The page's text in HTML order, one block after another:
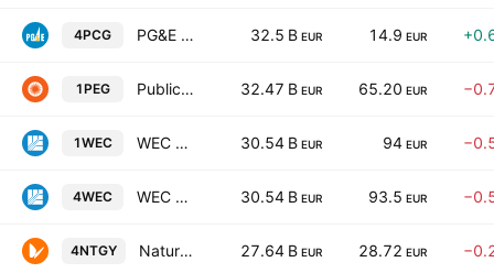
4PCG PG&E Corporation 32.5 B EUR 14.9 EUR
1PEG Public Service Enterprise Group Inc 32.47 B EUR 65.20 EUR
1WEC WEC Energy Group Inc 30.54 B EUR 94 EUR
4WEC WEC Energy Group Inc 30.54 B EUR 93.5 EUR
4NTGY Naturgy Energy Group, S.A. 27.64 B EUR 28.72 EUR